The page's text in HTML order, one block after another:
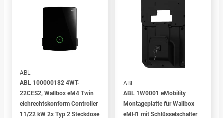
ABL
ABL 100000182 4WT-
22CES2, Wallbox eM4 Twin
eichrechtskonform Controller
11/22 kW 2x Typ 2 Steckdose
ABL
ABL 1W0001 eMobility
Montageplatte für Wallbox
eMH1 mit Schlüsselschalter